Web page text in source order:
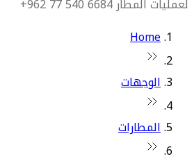
لعمليات المطار 6684 540 77 962+
Home
الوجهات
المطارات